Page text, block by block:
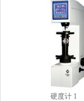
硬度计 1